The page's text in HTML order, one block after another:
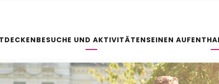
BESUCHE UND AKTIVITÄTENSEINEN